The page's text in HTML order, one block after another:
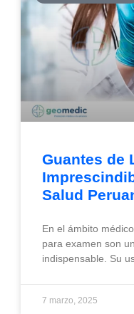
Guantes de
Salud
En el ámbito
para examen son
indispensable. Su
7 marzo, 2025